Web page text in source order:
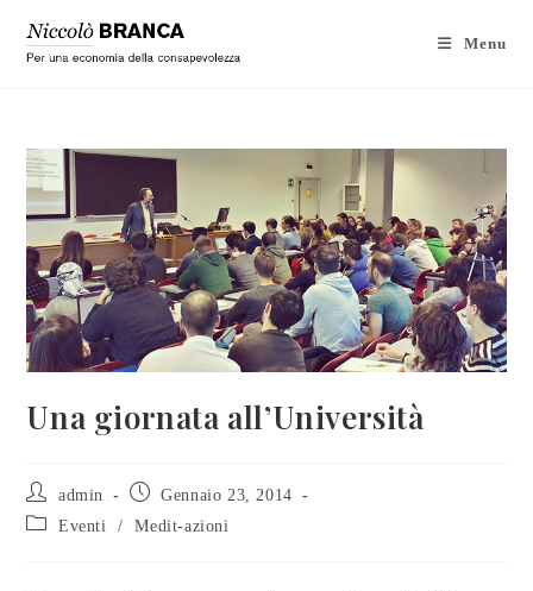
Menu
Una giornata all’Università
admin
Gennaio 23, 2014
Eventi
/ Medit-azioni